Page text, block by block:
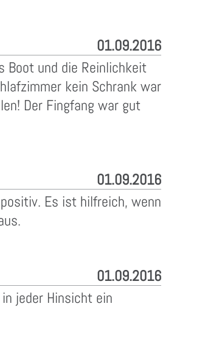
01.09.2016
Boot und die Reinlichkeit
kein Schrank war
Der Fingfang war gut
01.09.2016
Es ist hilfreich, wenn
01.09.2016
jeder Hinsicht ein